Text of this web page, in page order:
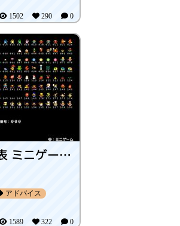
1502 290 0
DOTOWN画像一覧表 ミニゲーム付き
アドバイス
1589 322 0